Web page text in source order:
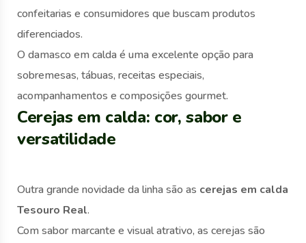
confeitarias e consumidores que buscam produtos
diferenciados.
O damasco em calda é uma excelente opção para
sobremesas, tábuas, receitas especiais,
acompanhamentos e composições gourmet.
Cerejas em calda: cor, sabor e
versatilidade
Outra grande novidade da linha são as cerejas em calda
Tesouro Real.
Com sabor marcante e visual atrativo, as cerejas são